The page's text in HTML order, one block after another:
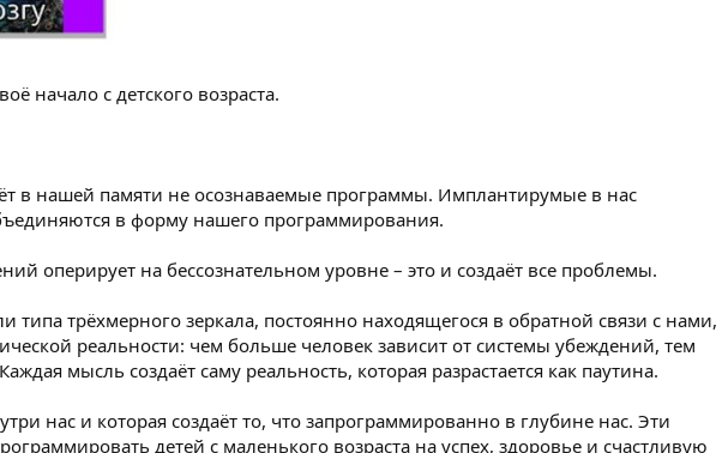
начало с детского возраста.
в нашей памяти не осознаваемые программы. Имплантирумые в нас
в форму нашего программирования.
оперирует на бессознательном уровне – это и создаёт все проблемы.
трёхмерного зеркала, постоянно находящегося в обратной связи с нами,
реальности: чем больше человек зависит от системы убеждений, тем
мысль создаёт саму реальность, которая разрастается как паутина.
нас и которая создаёт то, что запрограммированно в глубине нас. Эти
детей с маленького возраста на успех, здоровье и счастливую